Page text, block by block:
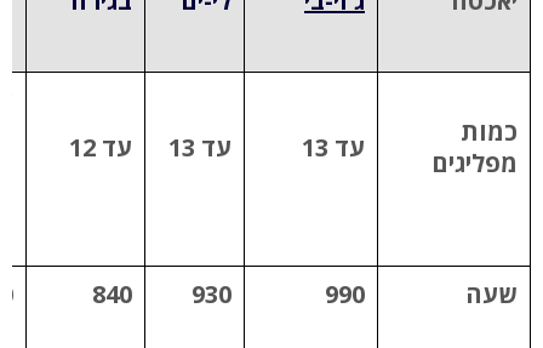
כמות
מפליגים
עד 13 עד 13 עד 12
שעה 990
930
840